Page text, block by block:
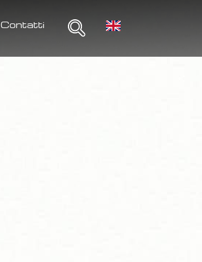
Contatti